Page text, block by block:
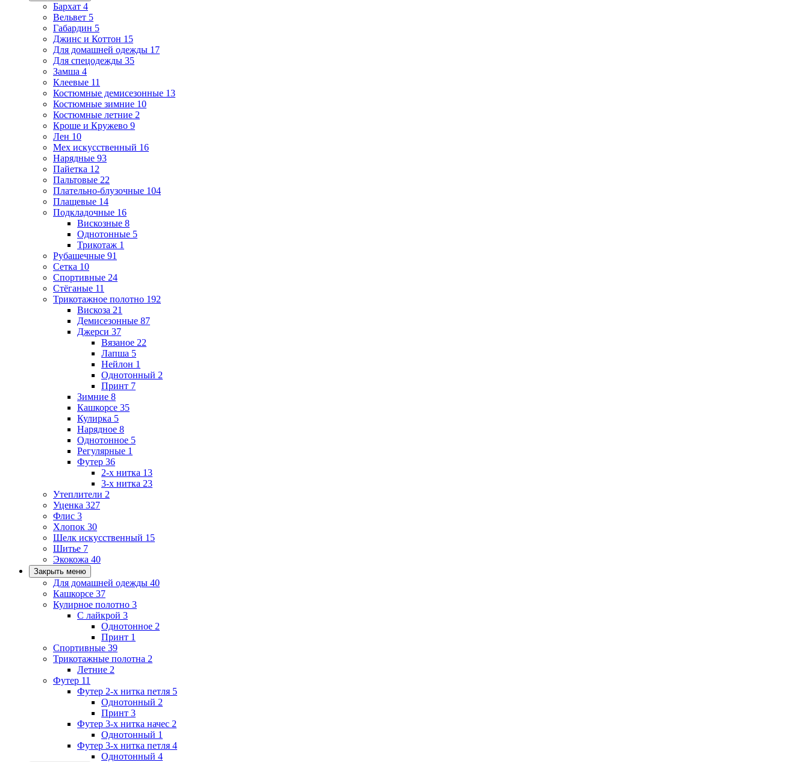
Бархат 4
Вельвет 5
Габардин 5
Джинс и Коттон 15
Для домашней одежды 17
Для спецодежды 35
Замша 4
Клеевые 11
Костюмные демисезонные 13
Костюмные зимние 10
Костюмные летние 2
Кроше и Кружево 9
Лен 10
Мех искусственный 16
Нарядные 93
Пайетка 12
Пальтовые 22
Плательно-блузочные 104
Плащевые 14
Подкладочные 16
Вискозные 8
Однотонные 5
Трикотаж 1
Рубашечные 91
Сетка 10
Спортивные 24
Стёганые 11
Трикотажное полотно 192
Вискоза 21
Демисезонные 87
Джерси 37
Вязаное 22
Лапша 5
Нейлон 1
Однотонный 2
Принт 7
Зимние 8
Кашкорсе 35
Кулирка 5
Нарядное 8
Однотонное 5
Регулярные 1
Футер 36
2-х нитка 13
3-х нитка 23
Утеплители 2
Уценка 327
Флис 3
Хлопок 30
Шелк искусственный 15
Шитье 7
Экокожа 40
Закрыть меню
Для домашней одежды 40
Кашкорсе 37
Кулирное полотно 3
С лайкрой 3
Однотонное 2
Принт 1
Спортивные 39
Трикотажные полотна 2
Летние 2
Футер 11
Футер 2-х нитка петля 5
Однотонный 2
Принт 3
Футер 3-х нитка начес 2
Однотонный 1
Футер 3-х нитка петля 4
Однотонный 4